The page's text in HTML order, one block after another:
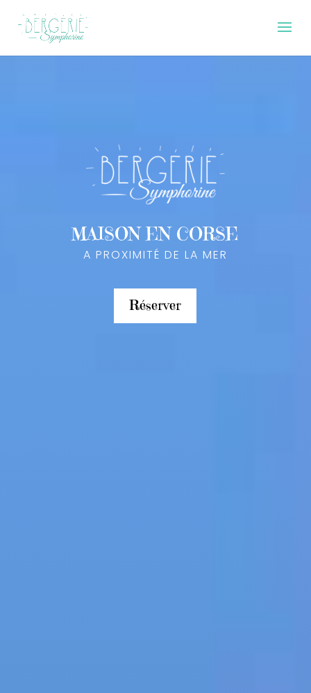
MAISON EN CORSE
A PROXIMITÉ DE LA MER
Réserver